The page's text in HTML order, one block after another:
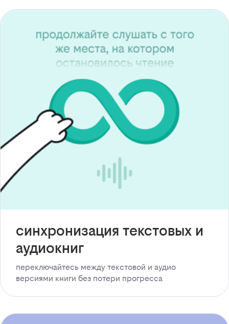
синхронизация текстовых и
аудиокниг
переключайтесь между текстовой и аудио
версиями книги без потери прогресса